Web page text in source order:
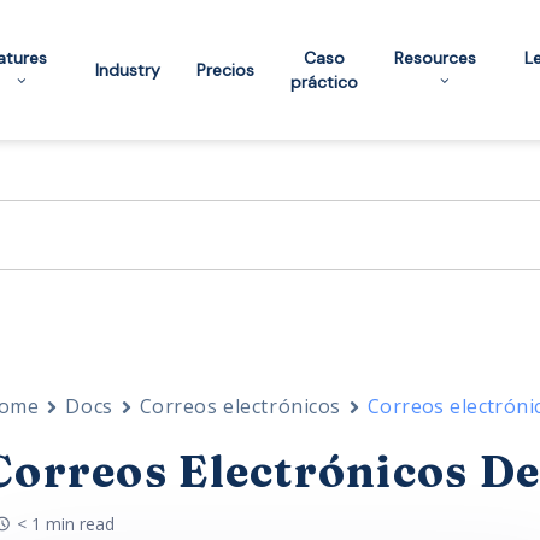
Industry Precios
Caso
práctico
Resources
Docs Correos electrónicos Correos
Electrónicos
< 1 min read